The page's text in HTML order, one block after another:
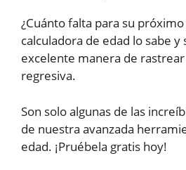
¿Cuánto falta para su
calculadora de edad lo sabe y
excelente manera de
regresiva.
Son solo algunas de las
de nuestra avanzada
edad. ¡Pruébela gratis hoy!